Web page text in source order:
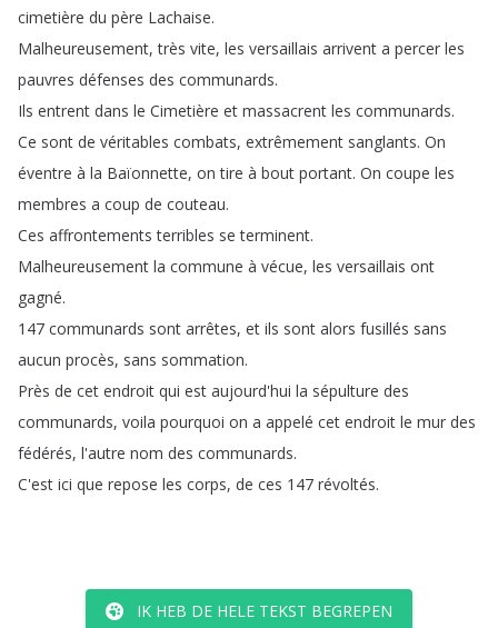
cimetière du père Lachaise.
Malheureusement,très vite, les versaillais arrivent a percer les
pauvres défenses des communards.
Ils entrent dans le Cimetière et massacrent les communards.
Ce sont de véritables combats, extrêmement sanglants. On
éventre à la Baïonnette, on tire à bout portant. On coupe les
membres a coup de couteau.
Ces affrontements terribles se terminent.
Malheureusement la commune à vécue, les versaillais ont
gagné.
147 communards sont arrêtes, et ils sont alors fusillés sans
aucun procès, sans sommation.
Près de cet endroit qui est aujourd'hui la sépulture des
communards, voila pourquoi on a appelé cet endroit le mur des
fédérés, l'autre nom des communards.
C'est ici que repose les corps, de ces 147 révoltés.
IK HEB DE HELE TEKST BEGREPEN